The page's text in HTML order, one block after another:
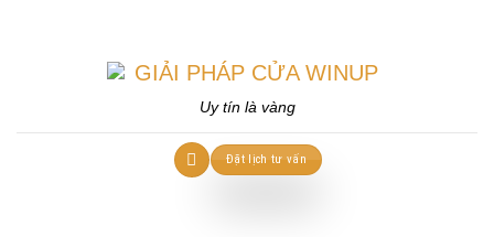
Uy tín là vàng
Đặt lịch tư vấn